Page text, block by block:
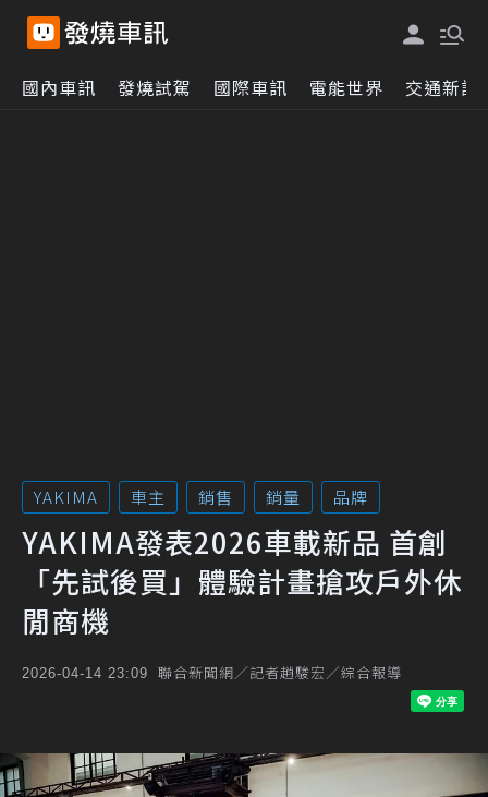
國內車訊 發燒試駕 國際車訊 電能世界 交通新訊
YAKIMA 車主 銷售 銷量 品牌
YAKIMA發表2026車載新品 首創
「先試後買」體驗計畫搶攻戶外休
閒商機
2026-04-14 23:09 聯合新聞網／記者趙駿宏／綜合報導